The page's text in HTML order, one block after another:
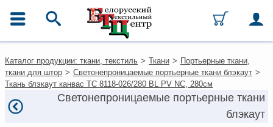
Каталог
Ткани
Домашний текстиль
Одежда
Каталог продукции: ткани, текстиль > Ткани > Портьерные ткани,
ткани для штор > Светонепроницаемые портьерные ткани блэкаут >
Ткань блэкаут канвас TC 8118-026/280 BL PV NC, 280см
Светонепроницаемые портьерные ткани
блэкаут